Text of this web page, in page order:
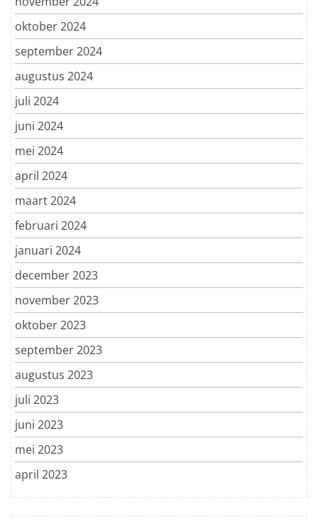
oktober 2024
september 2024
augustus 2024
juli 2024
juni 2024
mei 2024
april 2024
maart 2024
februari 2024
januari 2024
december 2023
november 2023
oktober 2023
september 2023
augustus 2023
juli 2023
juni 2023
mei 2023
april 2023